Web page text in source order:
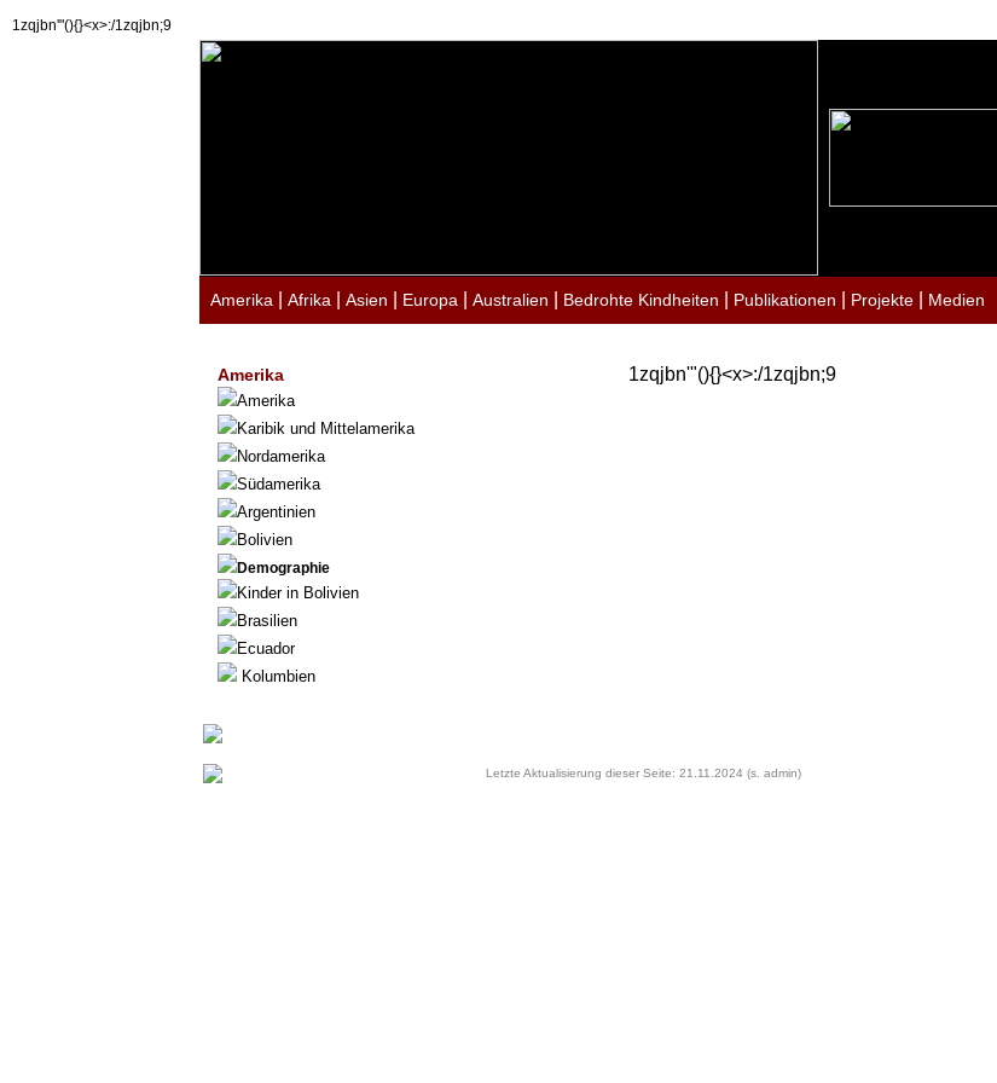
1zqjbn'"(){}<x>:/1zqjbn;9
Amerika Afrika Asien Europa Australien Bedrohte Kindheiten Publikationen Projekte Medien
Amerika
Amerika
Karibik und Mittelamerika
Nordamerika
Südamerika
Argentinien
Bolivien
Demographie
Kinder in Bolivien
Brasilien
Ecuador
Kolumbien
1zqjbn'"(){}<x>:/1zqjbn;9
Letzte Aktualisierung dieser Seite: 21.11.2024 (s. admin)